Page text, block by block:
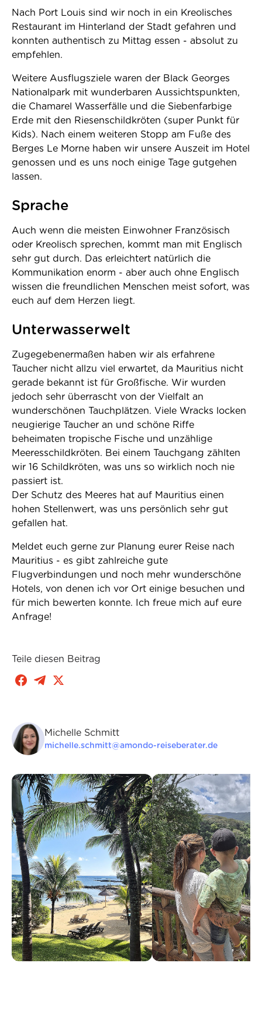
Nach Port Louis sind wir noch in ein Kreolisches
Restaurant im Hinterland der Stadt gefahren und
konnten authentisch zu Mittag essen - absolut zu
empfehlen.
Weitere Ausflugsziele waren der Black Georges
Nationalpark mit wunderbaren Aussichtspunkten,
die Chamarel Wasserfälle und die Siebenfarbige
Erde mit den Riesenschildkröten (super Punkt für
Kids). Nach einem weiteren Stopp am Fuße des
Berges Le Morne haben wir unsere Auszeit im Hotel
genossen und es uns noch einige Tage gutgehen
lassen.
Sprache
Auch wenn die meisten Einwohner Französisch
oder Kreolisch sprechen, kommt man mit Englisch
sehr gut durch. Das erleichtert natürlich die
Kommunikation enorm - aber auch ohne Englisch
wissen die freundlichen Menschen meist sofort, was
euch auf dem Herzen liegt.
Unterwasserwelt
Zugegebenermaßen haben wir als erfahrene
Taucher nicht allzu viel erwartet, da Mauritius nicht
gerade bekannt ist für Großfische. Wir wurden
jedoch sehr überrascht von der Vielfalt an
wunderschönen Tauchplätzen. Viele Wracks locken
neugierige Taucher an und schöne Riffe
beheimaten tropische Fische und unzählige
Meeresschildkröten. Bei einem Tauchgang zählten
wir 16 Schildkröten, was uns so wirklich noch nie
passiert ist.
Der Schutz des Meeres hat auf Mauritius einen
hohen Stellenwert, was uns persönlich sehr gut
gefallen hat.
Meldet euch gerne zur Planung eurer Reise nach
Mauritius - es gibt zahlreiche gute
Flugverbindungen und noch mehr wunderschöne
Hotels, von denen ich vor Ort einige besuchen und
für mich bewerten konnte. Ich freue mich auf eure
Anfrage!
Teile diesen Beitrag
Michelle Schmitt
michelle.schmitt@amondo-reiseberater.de